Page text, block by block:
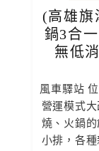
(高雄旗
鍋3合
無低
風車驛站
營運模式
燒、火鍋
小排，各